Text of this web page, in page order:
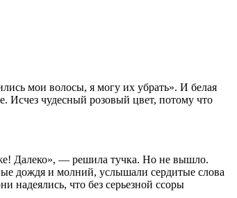
мои волосы, я могу их убрать». И белая
Исчез чудесный розовый цвет, потому что
Далеко», — решила тучка. Но не вышло.
дождя и молний, услышали сердитые слова
надеялись, что без серьезной ссоры